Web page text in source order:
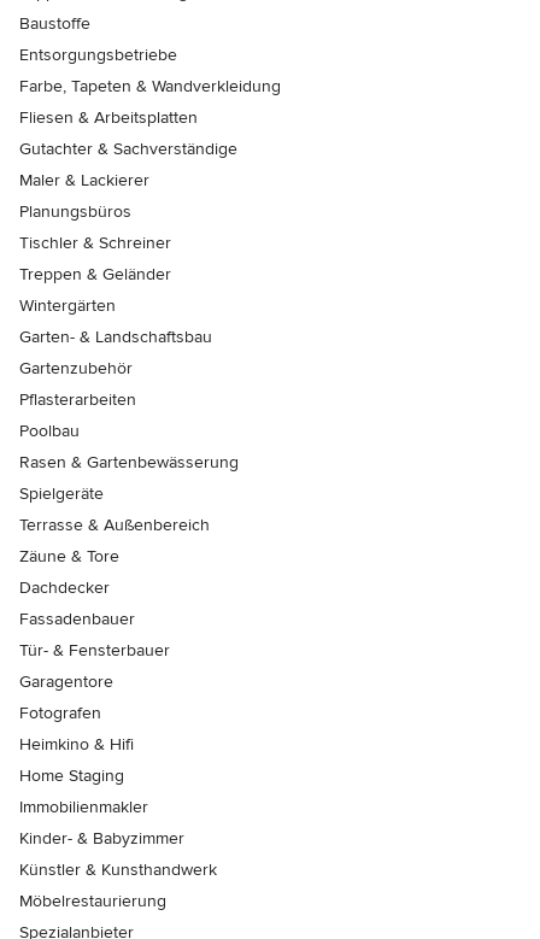
Baustoffe
Entsorgungsbetriebe
Farbe, Tapeten & Wandverkleidung
Fliesen & Arbeitsplatten
Gutachter & Sachverständige
Maler & Lackierer
Planungsbüros
Tischler & Schreiner
Treppen & Geländer
Wintergärten
Garten- & Landschaftsbau
Gartenzubehör
Pflasterarbeiten
Poolbau
Rasen & Gartenbewässerung
Spielgeräte
Terrasse & Außenbereich
Zäune & Tore
Dachdecker
Fassadenbauer
Tür- & Fensterbauer
Garagentore
Fotografen
Heimkino & Hifi
Home Staging
Immobilienmakler
Kinder- & Babyzimmer
Künstler & Kunsthandwerk
Möbelrestaurierung
Spezialanbieter